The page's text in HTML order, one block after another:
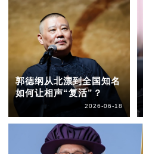
郭德纲从北漂到全国知名
如何让相声“复活”？
2026-06-18